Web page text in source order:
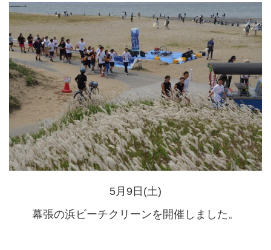
5月9日(土)
幕張の浜ビーチクリーンを開催しました。